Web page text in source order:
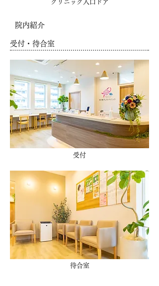
クリニック入口ドア
院内紹介
受付・待合室
受付
待合室